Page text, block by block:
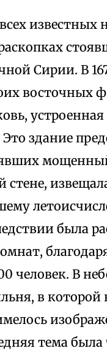
известных
раскопках
Сирии. В
восточных
здание
была
человек. В
в
тема